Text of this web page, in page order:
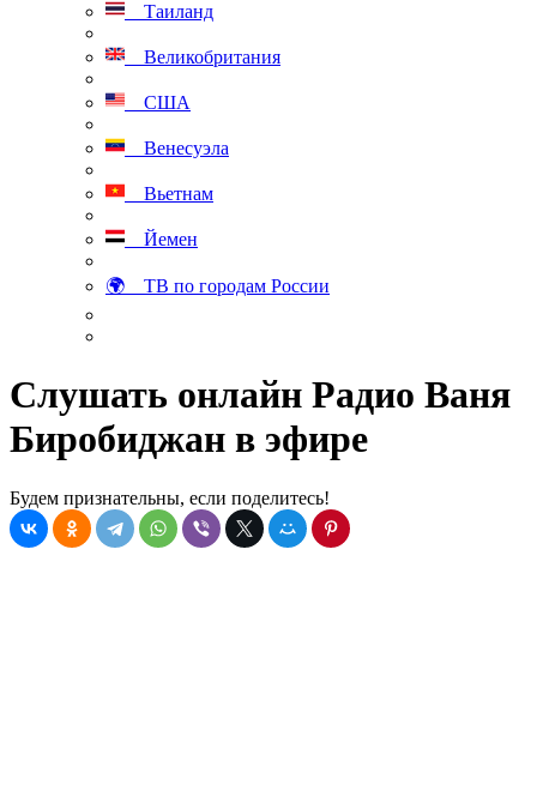
Таиланд
Великобритания
США
Венесуэла
Вьетнам
Йемен
🌍 ТВ по городам России
Слушать онлайн Радио Ваня
Биробиджан в эфире
Будем признательны, если поделитесь!